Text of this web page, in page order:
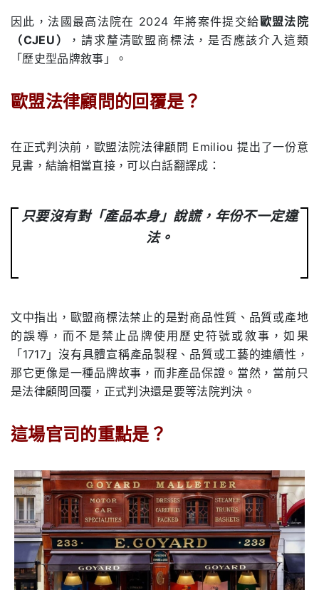
因此，法國最高法院在 2024 年將案件提交給歐盟法院
（CJEU）
，請求釐清歐盟商標法，是否應該介入這類
「歷史型品牌敘事」。
歐盟法律顧問的回覆是？
在正式判決前，歐盟法院法律顧問 Emiliou 提出了一份意
見書，結論相當直接，可以白話翻譯成：
只要沒有對「產品本身」說謊，年份不一定違
法。
文中指出，歐盟商標法禁止的是對商品性質、品質或產地
的誤導，而不是禁止品牌使用歷史符號或敘事，如果
「1717」沒有具體宣稱產品製程、品質或工藝的連續性，
那它更像是一種品牌故事，而非產品保證。當然，當前只
是法律顧問回覆，正式判決還是要等法院判決。
這場官司的重點是？